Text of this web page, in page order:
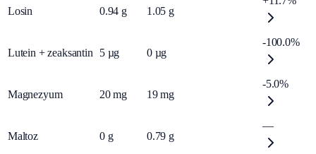
Losin 0.94 g 1.05 g
Lutein + zeaksantin 5 µg 0 µg
-100.0%
Magnezyum 20 mg 19 mg
-5.0%
Maltoz 0 g 0.79 g
—